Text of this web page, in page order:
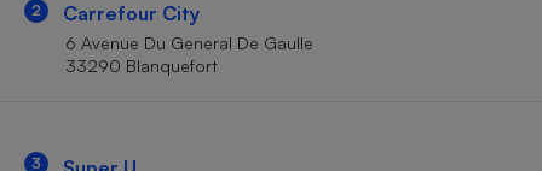
2 Carrefour City
6 Avenue Du General De Gaulle
33290 Blanquefort
3